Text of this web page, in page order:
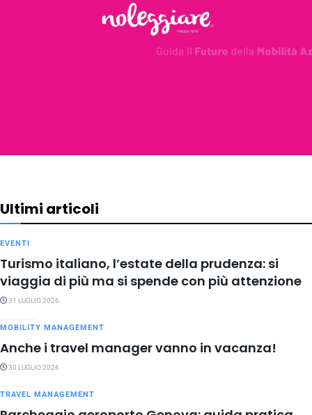
Ultimi articoli
EVENTI
Turismo italiano, l’estate della prudenza: si
viaggia di più ma si spende con più attenzione
31 LUGLIO 2026
MOBILITY MANAGEMENT
Anche i travel manager vanno in vacanza!
30 LUGLIO 2026
TRAVEL MANAGEMENT